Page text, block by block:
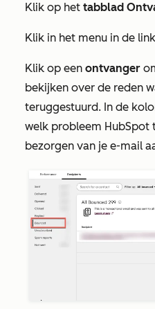
Klik op het tabblad
Klik in het menu in de
Klik op een ontvanger
bekijken over de reden
teruggestuurd. In de
welk probleem HubSpot
bezorgen van je e-mail